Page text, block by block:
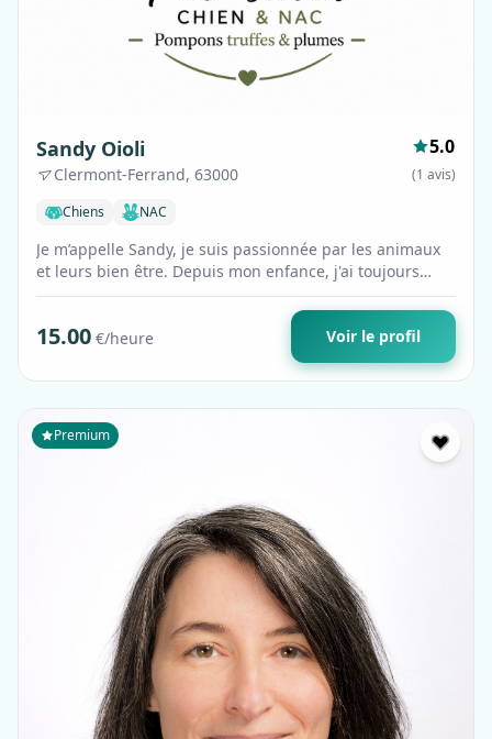
Sandy Oioli
Clermont-Ferrand, 63000
5.0
(1 avis)
Chiens
NAC
Je m’appelle Sandy, je suis passionnée par les animaux
et leurs bien être. Depuis mon enfance, j'ai toujours
vécu entourée d'animaux : lapi…
15.00 €/heure Voir le profil
Premium